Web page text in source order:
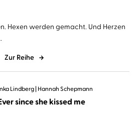
Hexen werden gemacht. Und Herzen
Zur Reihe
Lindberg Hannah Schepmann
since she kissed me